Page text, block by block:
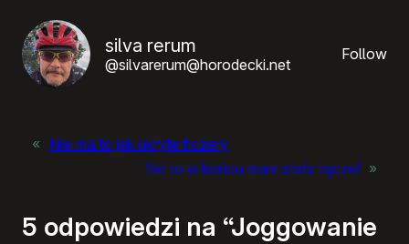
silva rerum
@silvarerum@horodecki.net
Follow
« Nie ma to jak ukryte ficzery
No to w końcu mam stałe łącze! »
5 odpowiedzi na “Joggowanie